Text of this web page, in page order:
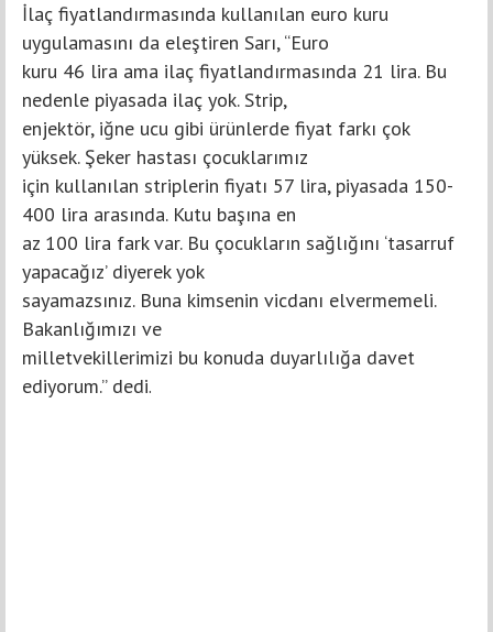
İlaç fiyatlandırmasında kullanılan euro kuru
uygulamasını da eleştiren Sarı, “Euro
kuru 46 lira ama ilaç fiyatlandırmasında 21 lira. Bu
nedenle piyasada ilaç yok. Strip,
enjektör, iğne ucu gibi ürünlerde fiyat farkı çok
yüksek. Şeker hastası çocuklarımız
için kullanılan striplerin fiyatı 57 lira, piyasada 150-
400 lira arasında. Kutu başına en
az 100 lira fark var. Bu çocukların sağlığını ‘tasarruf
yapacağız’ diyerek yok
sayamazsınız. Buna kimsenin vicdanı elvermemeli.
Bakanlığımızı ve
milletvekillerimizi bu konuda duyarlılığa davet
ediyorum.” dedi.